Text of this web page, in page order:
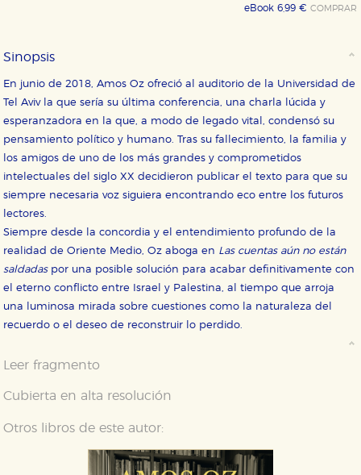
eBook 6,99 €COMPRAR
Sinopsis
En junio de 2018, Amos Oz ofreció al auditorio de la Universidad de
Tel Aviv la que sería su última conferencia, una charla lúcida y
esperanzadora en la que, a modo de legado vital, condensó su
pensamiento político y humano. Tras su fallecimiento, la familia y
los amigos de uno de los más grandes y comprometidos
intelectuales del siglo XX decidieron publicar el texto para que su
siempre necesaria voz siguiera encontrando eco entre los futuros
lectores.
Siempre desde la concordia y el entendimiento profundo de la
realidad de Oriente Medio, Oz aboga en Las cuentas aún no están
saldadaspor una posible solución para acabar definitivamente con
el eterno conflicto entre Israel y Palestina, al tiempo que arroja
una luminosa mirada sobre cuestiones como la naturaleza del
recuerdo o el deseo de reconstruir lo perdido.
Leer fragmento
Cubierta en alta resolución
Otros libros de este autor: